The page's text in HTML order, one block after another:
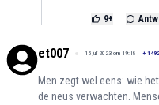
9+
et007 15 juli 2023 om 19:18 +
Men zegt wel eens: wie
de neus verwachten.